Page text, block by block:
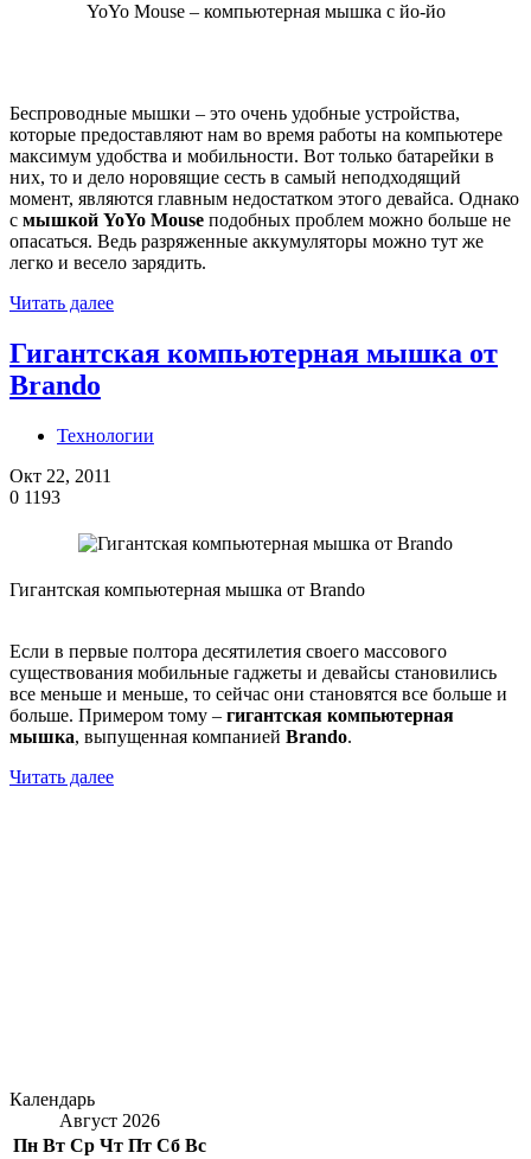
YoYo Mouse – компьютерная мышка с йо-йо
Беспроводные мышки – это очень удобные устройства,
которые предоставляют нам во время работы на компьютере
максимум удобства и мобильности. Вот только батарейки в
них, то и дело норовящие сесть в самый неподходящий
момент, являются главным недостатком этого девайса. Однако
с мышкой YoYo Mouse подобных проблем можно больше не
опасаться. Ведь разряженные аккумуляторы можно тут же
легко и весело зарядить.
Читать далее
Гигантская компьютерная мышка от
Brando
Технологии
Окт 22, 2011
0 1193
Гигантская компьютерная мышка от Brando
Если в первые полтора десятилетия своего массового
существования мобильные гаджеты и девайсы становились
все меньше и меньше, то сейчас они становятся все больше и
больше. Примером тому – гигантская компьютерная
мышка, выпущенная компанией Brando.
Читать далее
Календарь
Август 2026
Пн Вт Ср Чт Пт Сб Вс